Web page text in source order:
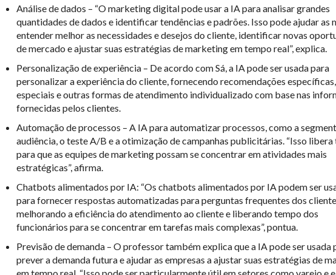
Análise de dados – “O marketing digital pode usar a IA para analisar grandes
quantidades de dados e identificar tendências e padrões. Isso pode ajudar as
entender melhor as necessidades e desejos do cliente, identificar novas
de mercado e ajustar suas estratégias de marketing em tempo real”, explica.
Personalização de experiência – De acordo com Sá, a IA pode ser usada para
personalizar a experiência do cliente, fornecendo recomendações
especiais e outras formas de atendimento individualizado com base nas
fornecidas pelos clientes.
Automação de processos – A IA para automatizar processos, como a
audiência, o teste A/B e a otimização de campanhas publicitárias. “Isso libera
para que as equipes de marketing possam se concentrar em atividades mais
estratégicas”, afirma.
Chatbots alimentados por IA: “Os chatbots alimentados por IA podem ser
para fornecer respostas automatizadas para perguntas frequentes dos
melhorando a eficiência do atendimento ao cliente e liberando tempo dos
funcionários para se concentrar em tarefas mais complexas”, pontua.
Previsão de demanda – O professor também explica que a IA pode ser usada
prever a demanda futura e ajudar as empresas a ajustar suas estratégias de